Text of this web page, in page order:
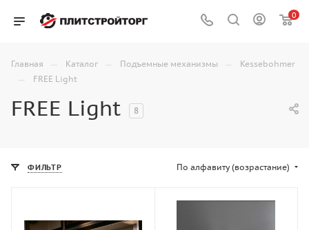
0
Главная — Каталог — Подъемные механизмы — Kessebohmer
— FREE Light
FREE Light 8
ФИЛЬТР По алфавиту (возрастание)